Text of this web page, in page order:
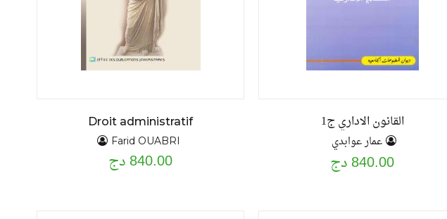
القانون الاداري ج1
عمار عوابدي
840.00 دج
Droit administratif
Farid OUABRI
840.00 دج